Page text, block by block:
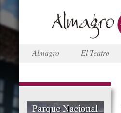
Almagro El Teatro